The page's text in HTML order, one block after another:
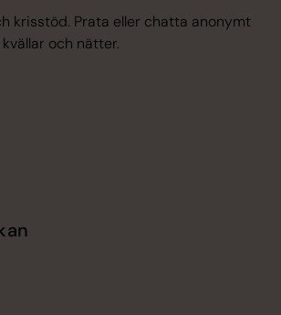
krisstöd. Prata eller chatta anonymt
och nätter.